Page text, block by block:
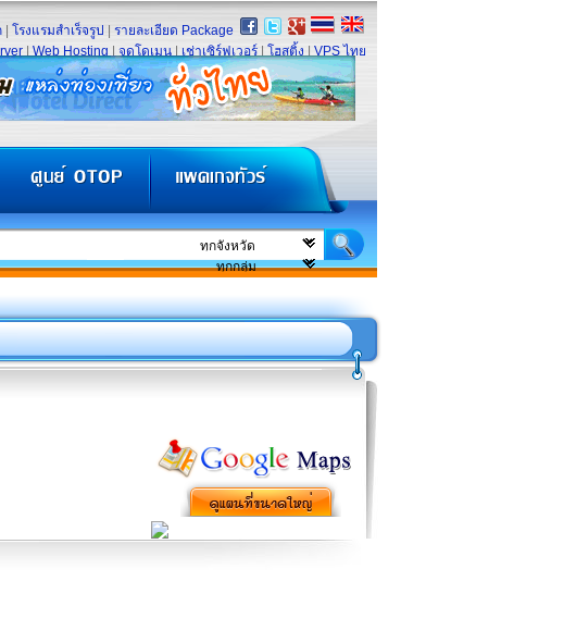
โรงแรมสำเร็จรูป
รายละเอียด Package
Web Hosting จดโดเมน เช่าเซิร์ฟเวอร์ โฮสติ้ง VPS ไทย